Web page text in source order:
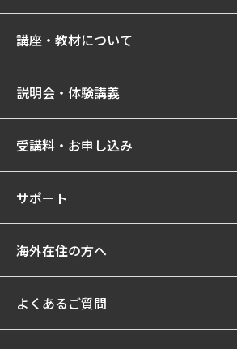
講座・教材について
説明会・体験講義
受講料・お申し込み
サポート
海外在住の方へ
よくあるご質問